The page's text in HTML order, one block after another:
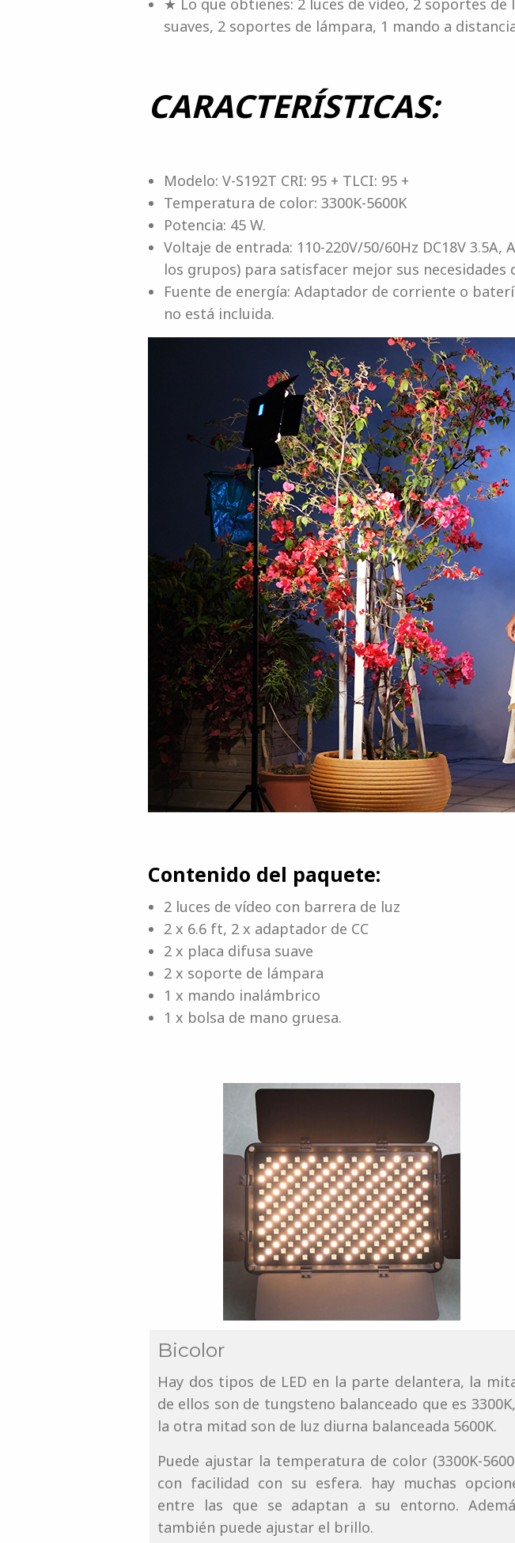
★ Lo que obtienes: 2 luces de vídeo, 2 soportes
suaves, 2 soportes de lámpara, 1 mando a
CARACTERÍSTICAS:
Modelo: V-S192T CRI: 95 + TLCI: 95 +
Temperatura de color: 3300K-5600K
Potencia: 45 W.
Voltaje de entrada: 110-220V/50/60Hz DC18V
los grupos) para satisfacer mejor sus
Fuente de energía: Adaptador de corriente o
no está incluida.
Contenido del paquete:
2 luces de vídeo con barrera de luz
2 x 6.6 ft, 2 x adaptador de CC
2 x placa difusa suave
2 x soporte de lámpara
1 x mando inalámbrico
1 x bolsa de mano gruesa.
Bicolor
Hay dos tipos de LED en la parte delantera, la
de ellos son de tungsteno balanceado que es
la otra mitad son de luz diurna balanceada 5600K.
Puede ajustar la temperatura de color (3300K-
con facilidad con su esfera. hay muchas
entre las que se adaptan a su entorno.
también puede ajustar el brillo.